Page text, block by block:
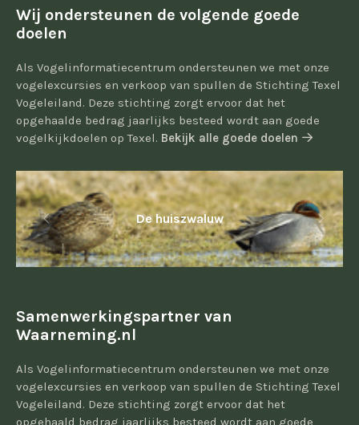
Wij ondersteunen de volgende goede
doelen
Als Vogelinformatiecentrum ondersteunen we met onze
vogelexcursies en verkoop van spullen de Stichting Texel
Vogeleiland. Deze stichting zorgt ervoor dat het
opgehaalde bedrag jaarlijks besteed wordt aan goede
vogelkijkdoelen op Texel. Bekijk alle goede doelen
De huiszwaluw
Samenwerkingspartner van
Waarneming.nl
Als Vogelinformatiecentrum ondersteunen we met onze
vogelexcursies en verkoop van spullen de Stichting Texel
Vogeleiland. Deze stichting zorgt ervoor dat het
opgehaald bedrag jaarlijks besteed wordt aan goede